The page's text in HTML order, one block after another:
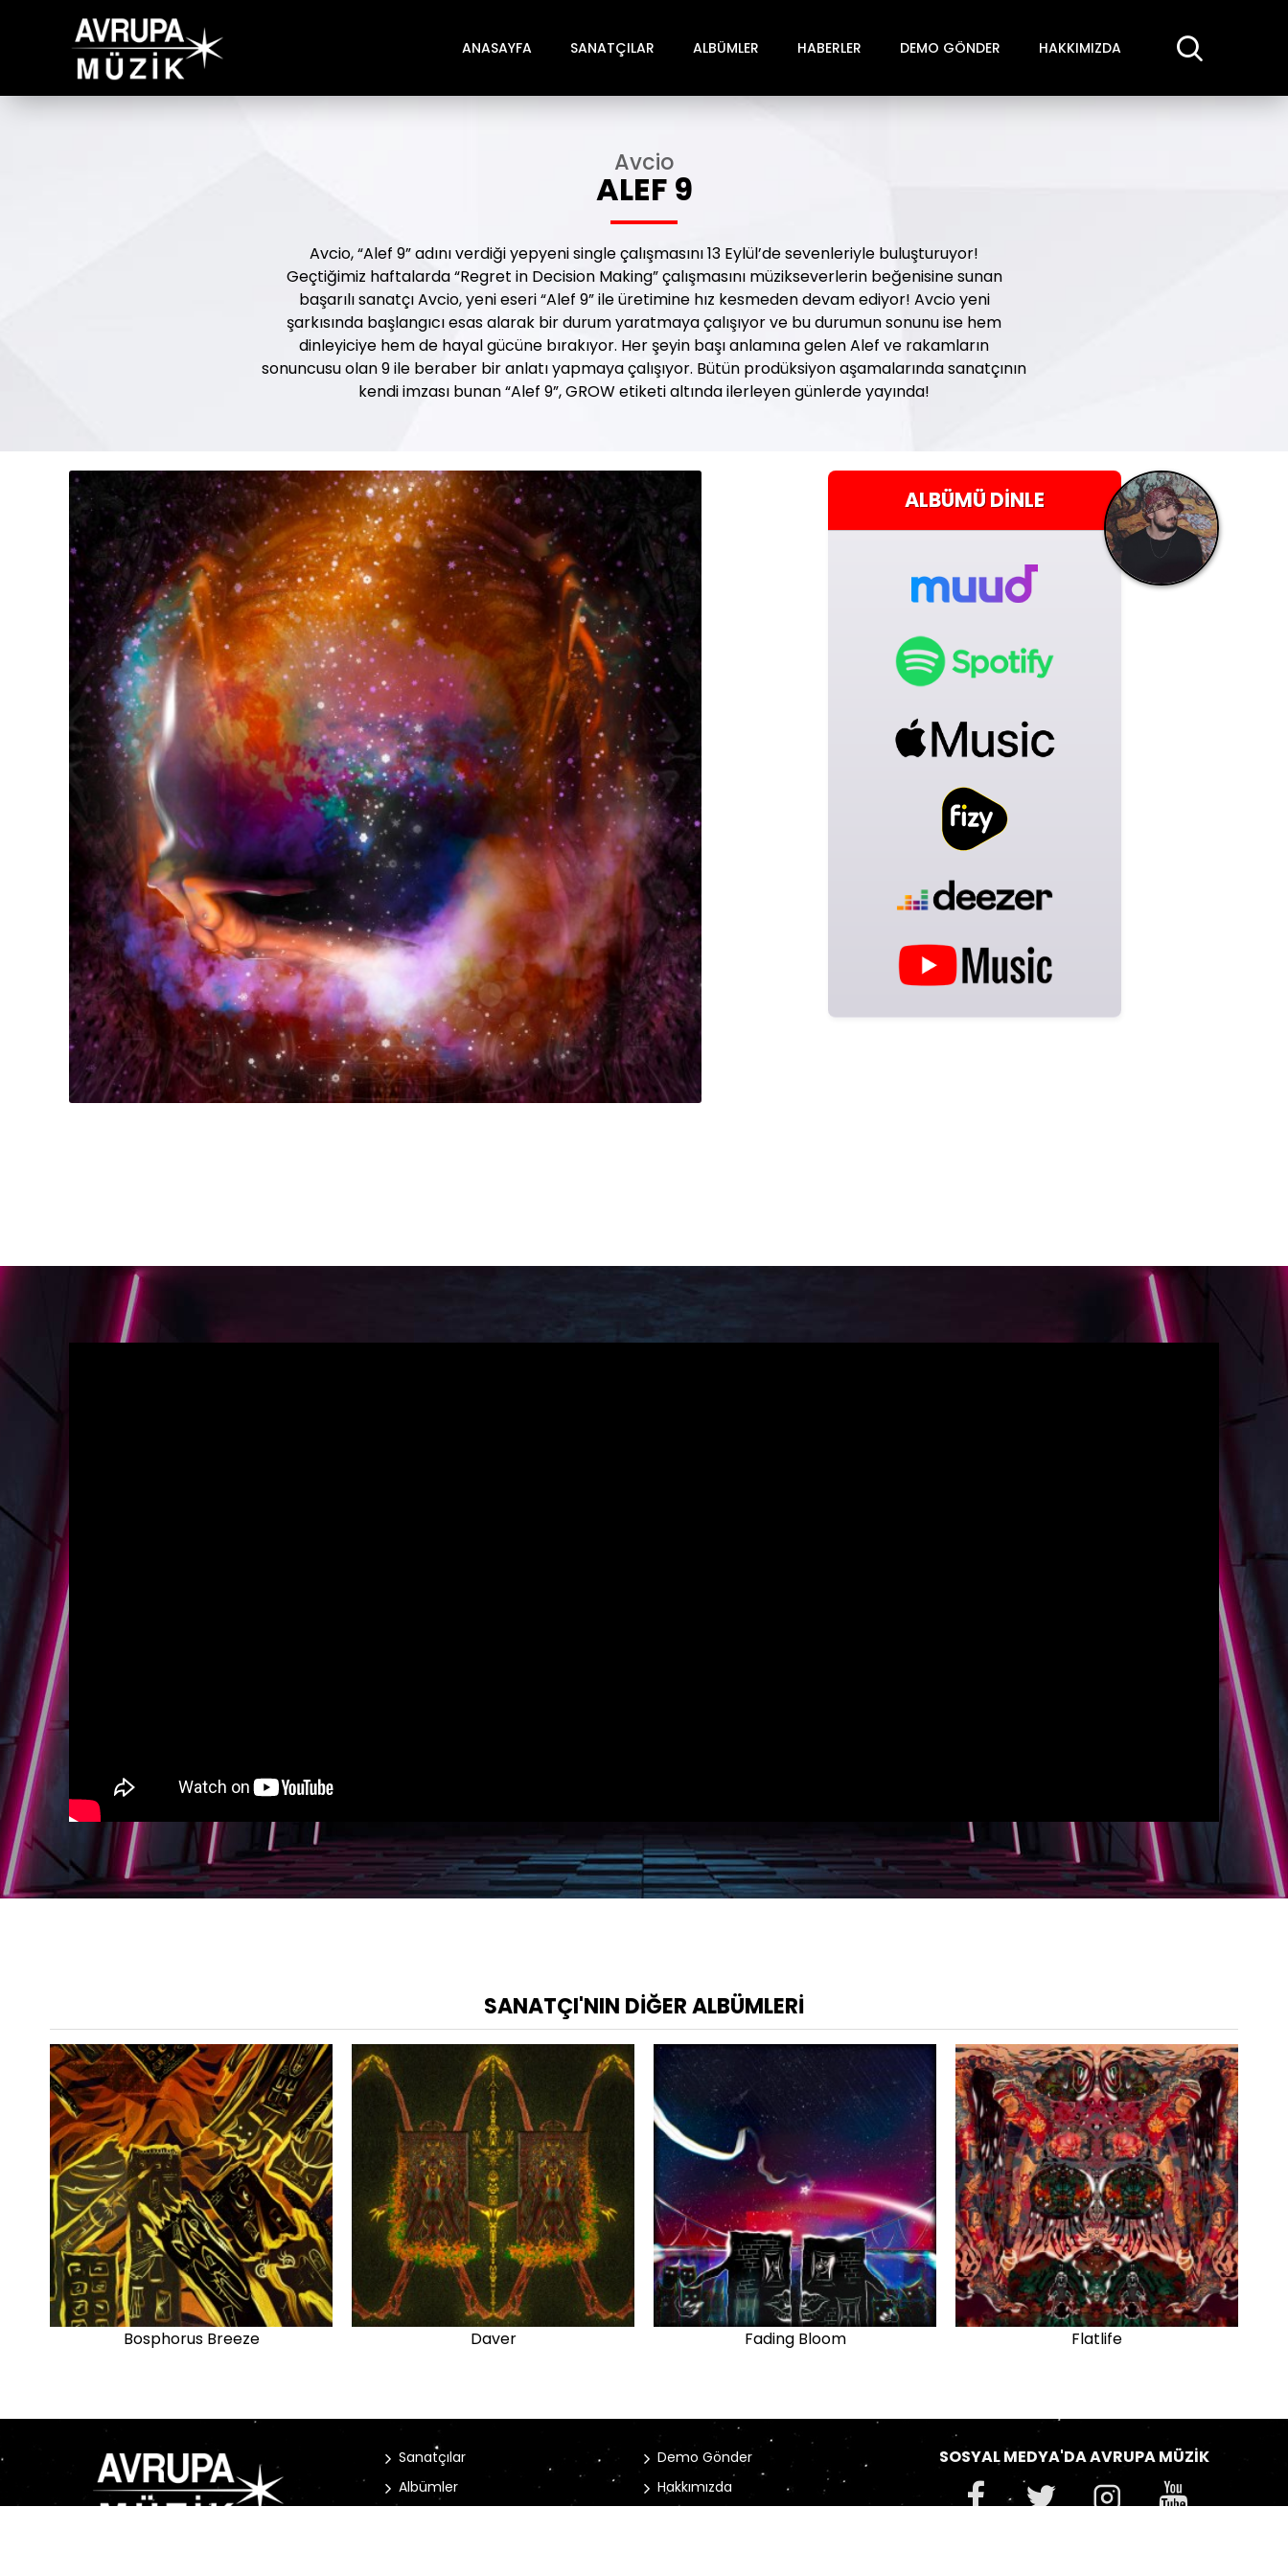
ANASAYFA SANATÇILAR ALBÜMLER HABERLER DEMO GÖNDER HAKKIMIZDA
Avcio
ALEF 9
Avcio, “Alef 9” adını verdiği yepyeni single çalışmasını 13 Eylül’de sevenleriyle buluşturuyor!
Geçtiğimiz haftalarda “Regret in Decision Making” çalışmasını müzikseverlerin beğenisine sunan
başarılı sanatçı Avcio, yeni eseri “Alef 9” ile üretimine hız kesmeden devam ediyor! Avcio yeni
şarkısında başlangıcı esas alarak bir durum yaratmaya çalışıyor ve bu durumun sonunu ise hem
dinleyiciye hem de hayal gücüne bırakıyor. Her şeyin başı anlamına gelen Alef ve rakamların
sonuncusu olan 9 ile beraber bir anlatı yapmaya çalışıyor. Bütün prodüksiyon aşamalarında sanatçının
kendi imzası bunan “Alef 9”, GROW etiketi altında ilerleyen günlerde yayında!
ALBÜMÜDINLE
SANATÇI'NIN DIĞER ALBÜMLERI
Bosphorus Breeze Daver Fading Bloom Flatlife
Sanatçılar
Albümler
Demo Gönder
Hakkımızda
SOSYAL MEDYA'DA AVRUPA MÜZIK